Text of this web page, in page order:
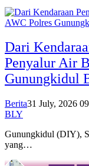
Dari
Penyalur Air
Gunungkidul
Berita31 July, 2026
BLY
Gunungkidul (DIY),
yang…